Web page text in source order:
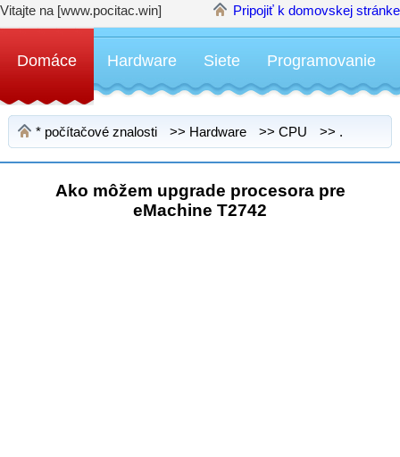
Vitajte na [www.pocitac.win] Pripojiť k domovskej stránke
Domáce Hardware Siete Programovanie
* počítačové znalosti >> Hardware >> CPU >> .
Ako môžem upgrade procesora pre
eMachine T2742